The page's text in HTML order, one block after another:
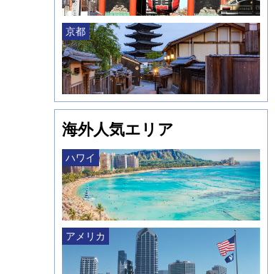
京都
海外人気エリア
ハワイ
アメリカ